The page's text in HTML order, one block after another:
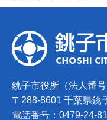
銚子市役所（法人番
〒288-8601 千葉県銚
電話番号：0479-24-